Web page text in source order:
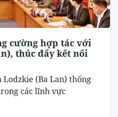
cường hợp tác với
thúc đẩy kết nối
Lodzkie (Ba Lan) thống
các lĩnh vực